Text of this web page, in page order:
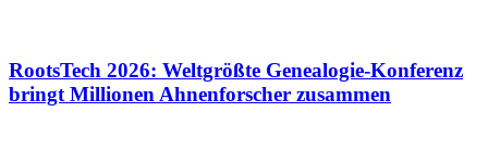
RootsTech 2026: Weltgrößte Genealogie-Konferenz
bringt Millionen Ahnenforscher zusammen